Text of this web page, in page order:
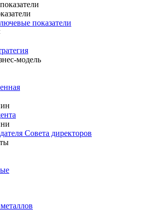
показатели
Совета директоров